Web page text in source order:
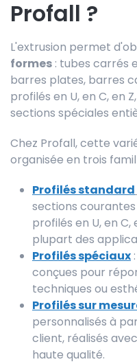
Profall ?
L'extrusion permet
formes : tubes carrés
barres plates, barres
profilés en U, en C, en
sections spéciales
Chez Profall, cette
organisée en trois
Profilés standard
sections
profilés en U, en C,
plupart des
Profilés spéciaux
conçues pour
techniques ou
Profilés sur
personnalisés à
client, réalisés
haute qualité.